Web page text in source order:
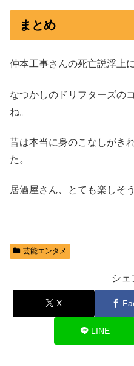
まとめ
仲本工事さんの死亡説浮上
なつかしのドリフターズの
ね。
昔は本当に身のこなしがき
た。
居酒屋さん、とても楽しそ
芸能エンタメ
シェ
X
LINE